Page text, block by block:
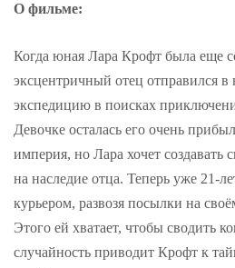
О фильме:
Когда юная Лара Крофт была еще
эксцентричный отец отправился в
экспедицию в поисках
Девочке осталась его очень
империя, но Лара хочет
на наследие отца. Теперь уже 21-
курьером, развозя посылки на
Этого ей хватает, чтобы сводить
случайность приводит Крофт к